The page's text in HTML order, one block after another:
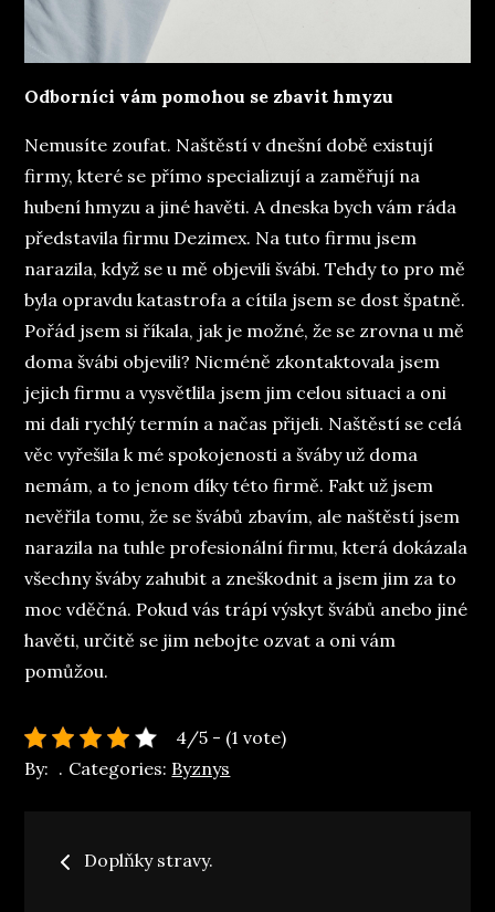
Odborníci vám pomohou se zbavit hmyzu
Nemusíte zoufat. Naštěstí v dnešní době existují
firmy, které se přímo specializují a zaměřují na
hubení hmyzu a jiné havěti. A dneska bych vám ráda
představila firmu Dezimex. Na tuto firmu jsem
narazila, když se u mě objevili švábi. Tehdy to pro mě
byla opravdu katastrofa a cítila jsem se dost špatně.
Pořád jsem si říkala, jak je možné, že se zrovna u mě
doma švábi objevili? Nicméně zkontaktovala jsem
jejich firmu a vysvětlila jsem jim celou situaci a oni
mi dali rychlý termín a načas přijeli. Naštěstí se celá
věc vyřešila k mé spokojenosti a šváby už doma
nemám, a to jenom díky této firmě. Fakt už jsem
nevěřila tomu, že se švábů zbavím, ale naštěstí jsem
narazila na tuhle profesionální firmu, která dokázala
všechny šváby zahubit a zneškodnit a jsem jim za to
moc vděčná. Pokud vás trápí výskyt švábů anebo jiné
havěti, určitě se jim nebojte ozvat a oni vám
pomůžou.
4/5 - (1 vote)
By:
Categories: Byznys
Navigace
Doplňky stravy.